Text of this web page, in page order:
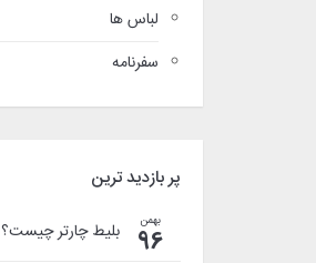
لباس ها
سفرنامه
پر بازدید ترین
بهمن
96 بلیط چارتر چیست؟